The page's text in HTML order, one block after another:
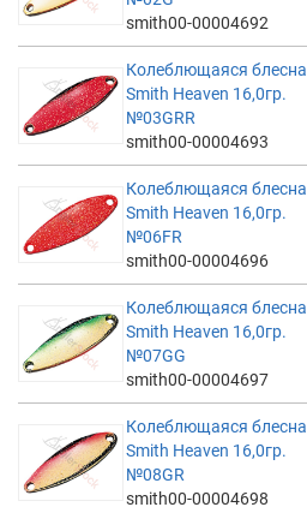
smith00-00004692
Колеблющаяся блесна
Smith Heaven 16,0гр.
№03GRR
smith00-00004693
Колеблющаяся блесна
Smith Heaven 16,0гр.
№06FR
smith00-00004696
Колеблющаяся блесна
Smith Heaven 16,0гр.
№07GG
smith00-00004697
Колеблющаяся блесна
Smith Heaven 16,0гр.
№08GR
smith00-00004698